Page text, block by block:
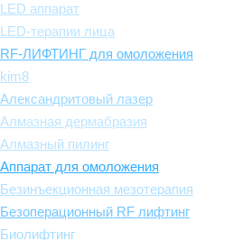
LED аппарат
LED-терапии лица
RF-ЛИФТИНГ для омоложения
kim8
Александритовый лазер
Алмазная дермабразия
Алмазный пилинг
Аппарат для омоложения
Безинъекционная мезотерапия
Безоперационный RF лифтинг
Биолифтинг